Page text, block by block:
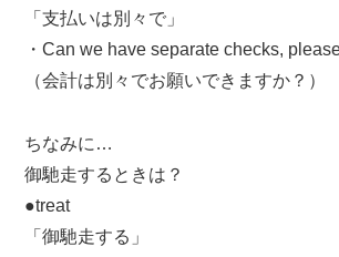
「支払いは別々で」
・Can we have separate checks,
（会計は別々でお願いできますか？）
ちなみに…
御馳走するときは？
●treat
「御馳走する」